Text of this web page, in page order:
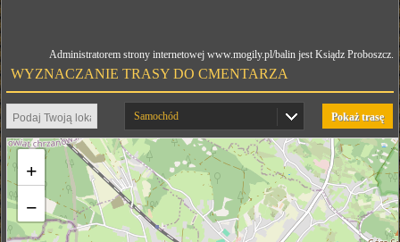
Administratorem strony internetowej www.mogily.pl/balin jest Ksiądz Proboszcz.
WYZNACZANIE TRASY DO CMENTARZA
Pokaż trasę
Samochód
+
−